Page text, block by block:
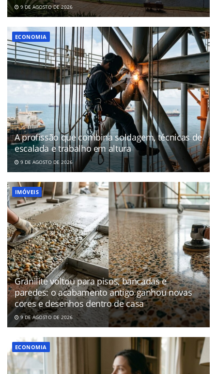
9 DE AGOSTO DE 2026
ECONOMIA
A profissão que combina soldagem, técnicas de
escalada e trabalho em altura
9 DE AGOSTO DE 2026
IMÓVEIS
Granilite voltou para pisos, bancadas e
paredes: o acabamento antigo ganhou novas
cores e desenhos dentro de casa
9 DE AGOSTO DE 2026
ECONOMIA